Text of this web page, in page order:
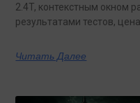
2.4T, контекстным окном
результатами тестов,
Читать Далее